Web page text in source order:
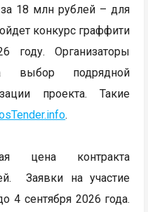
18 млн рублей – для
конкурс граффити
году. Организаторы
выбор подрядной
проекта. Такие
.
цена контракта
Заявки на участие
4 сентября 2026 года.